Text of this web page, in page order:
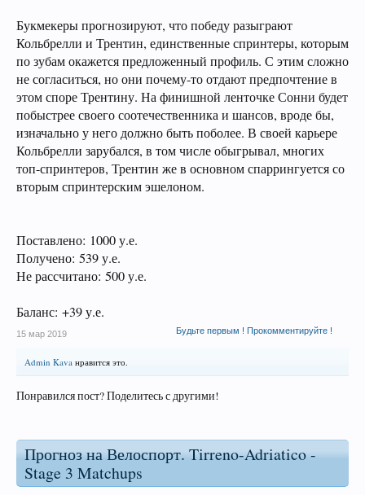
Букмекеры прогнозируют, что победу разыграют
Кольбрелли и Трентин, единственные спринтеры, которым
по зубам окажется предложенный профиль. С этим сложно
не согласиться, но они почему-то отдают предпочтение в
этом споре Трентину. На финишной ленточке Сонни будет
побыстрее своего соотечественника и шансов, вроде бы,
изначально у него должно быть поболее. В своей карьере
Кольбрелли зарубался, в том числе обыгрывал, многих
топ-спринтеров, Трентин же в основном спаррингуется со
вторым спринтерским эшелоном.
Поставлено: 1000 у.е.
Получено: 539 у.е.
Не рассчитано: 500 у.е.
Баланс: +39 у.е.
Будьте первым ! Прокомментируйте !
15 мар 2019
Admin Kava нравится это.
Понравился пост? Поделитесь с другими!
Прогноз на Велоспорт. Tirreno-Adriatico -
Stage 3 Matchups